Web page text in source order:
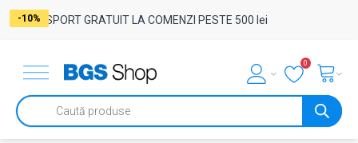
TRANSPORT GRATUIT LA COMENZI PESTE 500 lei
0
Products
search
-29%
-10%
-29%
-10%
-29%
-10%
-29%
-29%
-29%
-29%
-29%
-10%
-29%
-29%
-29%
-29%
-10%
-11%
-11%
-10%
-10%
-10%
-10%
-10%